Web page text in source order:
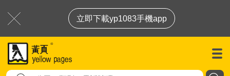
立即下載yp1083手機app